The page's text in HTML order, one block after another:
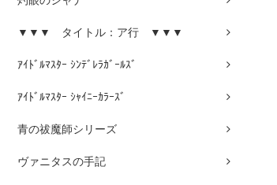
▼▼▼ タイトル：ア行 ▼▼▼
ｱｲﾄﾞﾙﾏｽﾀｰ ｼﾝﾃﾞﾚﾗｶﾞｰﾙｽﾞ
ｱｲﾄﾞﾙﾏｽﾀｰ ｼｬｲﾆｰｶﾗｰｽﾞ
青の祓魔師シリーズ
ヴァニタスの手記